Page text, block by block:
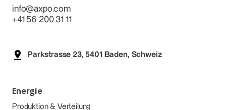
info@axpo.com
+41 56 200 31 11
Parkstrasse 23, 5401 Baden, Schweiz
Energie
Produktion & Verteilung